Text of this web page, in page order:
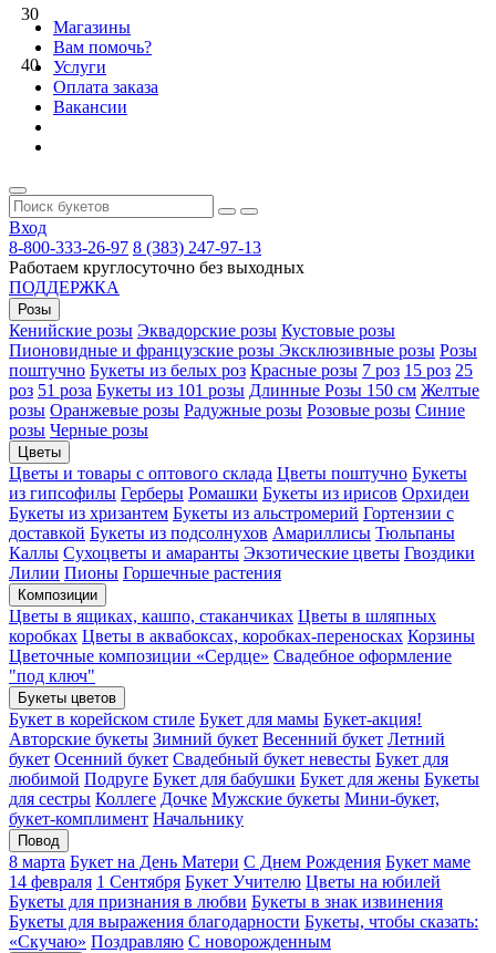
Магазины
Вам помочь?
Услуги
Оплата заказа
Вакансии
Вход
8-800-333-26-97 8 (383) 247-97-13
Работаем круглосуточно без выходных
ПОДДЕРЖКА
Розы
Кенийские розы Эквадорские розы Кустовые розы
Пионовидные и французские розы Эксклюзивные розы Розы
поштучно Букеты из белых роз Красные розы 7 роз 15 роз 25
роз 51 роза Букеты из 101 розы Длинные Розы 150 см Желтые
розы Оранжевые розы Радужные розы Розовые розы Синие
розы Черные розы
Цветы
Цветы и товары с оптового склада Цветы поштучно Букеты
из гипсофилы Герберы Ромашки Букеты из ирисов Орхидеи
Букеты из хризантем Букеты из альстромерий Гортензии с
доставкой Букеты из подсолнухов Амариллисы Тюльпаны
Каллы Сухоцветы и амаранты Экзотические цветы Гвоздики
Лилии Пионы Горшечные растения
Композиции
Цветы в ящиках, кашпо, стаканчиках Цветы в шляпных
коробках Цветы в аквабоксах, коробках-переносках Корзины
Цветочные композиции «Сердце» Свадебное оформление
"под ключ"
Букеты цветов
Букет в корейском стиле Букет для мамы Букет-акция!
Авторские букеты Зимний букет Весенний букет Летний
букет Осенний букет Свадебный букет невесты Букет для
любимой Подруге Букет для бабушки Букет для жены Букеты
для сестры Коллеге Дочке Мужские букеты Мини-букет,
букет-комплимент Начальнику
Повод
8 марта Букет на День Матери С Днем Рождения Букет маме
14 февраля 1 Сентября Букет Учителю Цветы на юбилей
Букеты для признания в любви Букеты в знак извинения
Букеты для выражения благодарности Букеты, чтобы сказать:
«Скучаю» Поздравляю С новорожденным
30
40